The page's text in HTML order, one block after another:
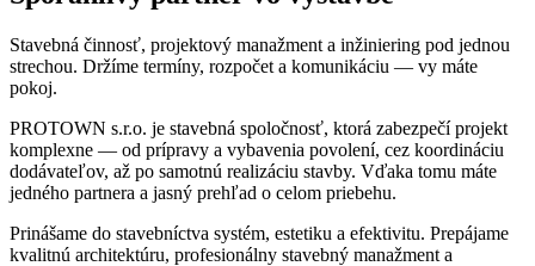
Stavebná činnosť, projektový manažment a inžiniering pod jednou
strechou. Držíme termíny, rozpočet a komunikáciu — vy máte
pokoj.
PROTOWN s.r.o. je stavebná spoločnosť, ktorá zabezpečí projekt
komplexne — od prípravy a vybavenia povolení, cez koordináciu
dodávateľov, až po samotnú realizáciu stavby. Vďaka tomu máte
jedného partnera a jasný prehľad o celom priebehu.
Prinášame do stavebníctva systém, estetiku a efektivitu. Prepájame
kvalitnú architektúru, profesionálny stavebný manažment a